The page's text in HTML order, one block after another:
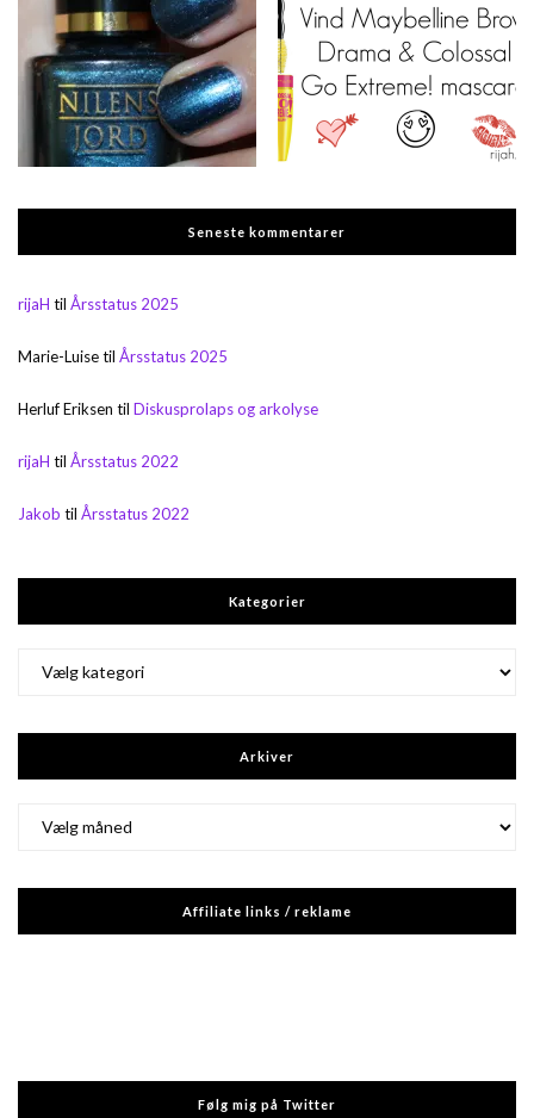
Seneste kommentarer
rijaH til Årsstatus 2025
Marie-Luisetil Årsstatus 2025
Herluf Eriksen til Diskusprolaps og arkolyse
rijaH til Årsstatus 2022
Jakob til Årsstatus 2022
Kategorier
Arkiver
Affiliate links / reklame
Følg mig på Twitter